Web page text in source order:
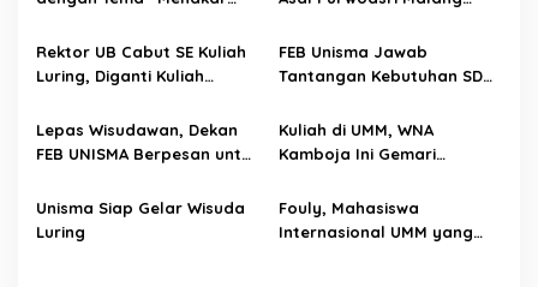
a
i
o
n
dalam Mempersiapkan SDM
Unggul dan Daya Saing
Jombang
Rektor UB Cabut SE Kuliah
Luring, Diganti Kuliah
FEB Unisma Jawab
Tantangan Kebutuhan SDM
Lepas Wisudawan, Dekan
FEB UNISMA Berpesan untuk
dan Adaptive
Kuliah di UMM, WNA
Kamboja Ini Gemari
Unisma Siap Gelar Wisuda
Luring
Fouly, Mahasiswa
Internasional UMM yang